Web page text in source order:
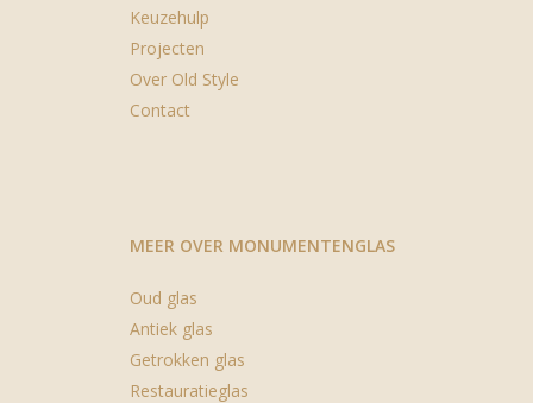
Keuzehulp
Projecten
Over Old Style
Contact
MEER OVER MONUMENTENGLAS
Oud glas
Antiek glas
Getrokken glas
Restauratieglas